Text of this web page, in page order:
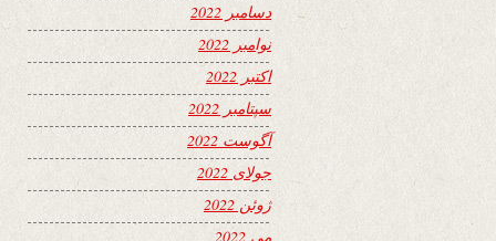
دسامبر 2022
نوامبر 2022
اکتبر 2022
سپتامبر 2022
آگوست 2022
جولای 2022
ژوئن 2022
می 2022